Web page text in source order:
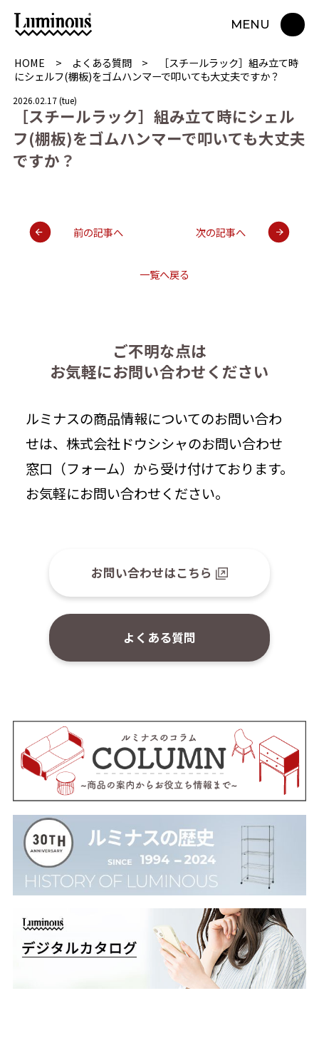
MENU
HOME よくある質問
［スチールラック］組み立て時
にシェルフ(棚板)をゴムハンマーで叩いても大丈夫ですか？
2026.02.17 (tue)
［スチールラック］ 組み立て時にシェル
フ(棚板)をゴムハンマーで叩いても大丈夫
ですか ？
前の記事へ
一覧へ戻る
次の記事へ
ご不明な点は
お気軽にお問い合わせください
ルミナスの商品情報についてのお問い合わ
せは、株式会社ドウシシャのお問い合わせ
窓口（フォーム）から受け付けております。
お気軽にお問い合わせください。
お問い合わせはこちら
よくある質問